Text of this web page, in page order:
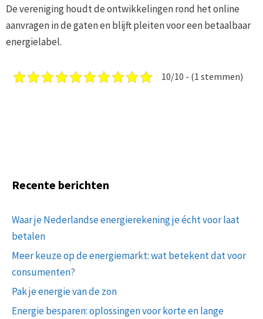
De vereniging houdt de ontwikkelingen rond het online
aanvragen in de gaten en blijft pleiten voor een betaalbaar
energielabel.
10/10 - (1 stemmen)
Recente berichten
Waar je Nederlandse energierekening je écht voor laat
betalen
Meer keuze op de energiemarkt: wat betekent dat voor
consumenten?
Pak je energie van de zon
Energie besparen: oplossingen voor korte en lange